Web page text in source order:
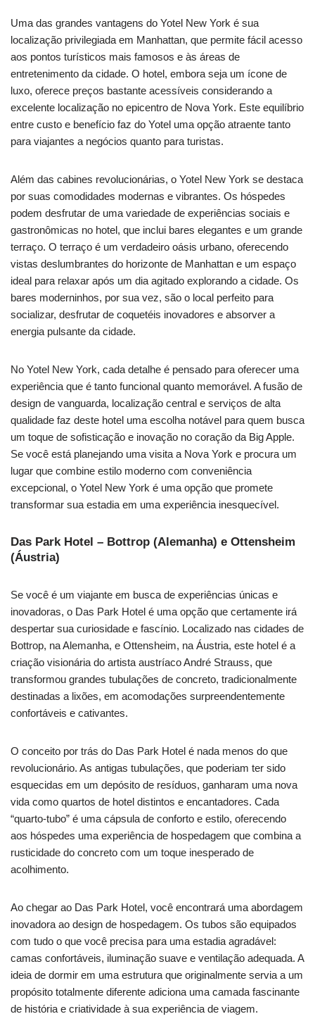
Uma das grandes vantagens do Yotel New York é sua
localização privilegiada em Manhattan, que permite fácil acesso
aos pontos turísticos mais famosos e às áreas de
entretenimento da cidade. O hotel, embora seja um ícone de
luxo, oferece preços bastante acessíveis considerando a
excelente localização no epicentro de Nova York. Este equilíbrio
entre custo e benefício faz do Yotel uma opção atraente tanto
para viajantes a negócios quanto para turistas.
Além das cabines revolucionárias, o Yotel New York se destaca
por suas comodidades modernas e vibrantes. Os hóspedes
podem desfrutar de uma variedade de experiências sociais e
gastronômicas no hotel, que inclui bares elegantes e um grande
terraço. O terraço é um verdadeiro oásis urbano, oferecendo
vistas deslumbrantes do horizonte de Manhattan e um espaço
ideal para relaxar após um dia agitado explorando a cidade. Os
bares moderninhos, por sua vez, são o local perfeito para
socializar, desfrutar de coquetéis inovadores e absorver a
energia pulsante da cidade.
No Yotel New York, cada detalhe é pensado para oferecer uma
experiência que é tanto funcional quanto memorável. A fusão de
design de vanguarda, localização central e serviços de alta
qualidade faz deste hotel uma escolha notável para quem busca
um toque de sofisticação e inovação no coração da Big Apple.
Se você está planejando uma visita a Nova York e procura um
lugar que combine estilo moderno com conveniência
excepcional, o Yotel New York é uma opção que promete
transformar sua estadia em uma experiência inesquecível.
Das Park Hotel – Bottrop (Alemanha) e Ottensheim
(Áustria)
Se você é um viajante em busca de experiências únicas e
inovadoras, o Das Park Hotel é uma opção que certamente irá
despertar sua curiosidade e fascínio. Localizado nas cidades de
Bottrop, na Alemanha, e Ottensheim, na Áustria, este hotel é a
criação visionária do artista austríaco André Strauss, que
transformou grandes tubulações de concreto, tradicionalmente
destinadas a lixões, em acomodações surpreendentemente
confortáveis e cativantes.
O conceito por trás do Das Park Hotel é nada menos do que
revolucionário. As antigas tubulações, que poderiam ter sido
esquecidas em um depósito de resíduos, ganharam uma nova
vida como quartos de hotel distintos e encantadores. Cada
“quarto-tubo” é uma cápsula de conforto e estilo, oferecendo
aos hóspedes uma experiência de hospedagem que combina a
rusticidade do concreto com um toque inesperado de
acolhimento.
Ao chegar ao Das Park Hotel, você encontrará uma abordagem
inovadora ao design de hospedagem. Os tubos são equipados
com tudo o que você precisa para uma estadia agradável:
camas confortáveis, iluminação suave e ventilação adequada. A
ideia de dormir em uma estrutura que originalmente servia a um
propósito totalmente diferente adiciona uma camada fascinante
de história e criatividade à sua experiência de viagem.